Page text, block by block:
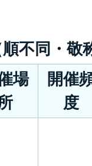
不同・敬
場
開催
度